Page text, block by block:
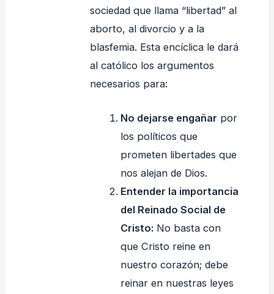
sociedad que llama “libertad” al
aborto, al divorcio y a la
blasfemia. Esta encíclica le dará
al católico los argumentos
necesarios para:
No dejarse engañar por
los políticos que
prometen libertades que
nos alejan de Dios.
Entender la importancia
del Reinado Social de
Cristo: No basta con
que Cristo reine en
nuestro corazón; debe
reinar en nuestras leyes